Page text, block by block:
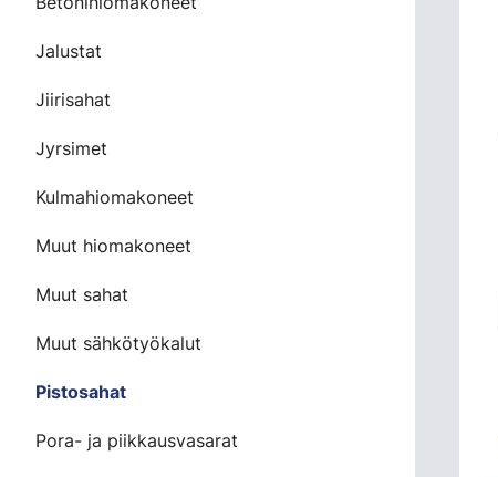
Jalustat
Jiirisahat
Jyrsimet
Kulmahiomakoneet
Muut hiomakoneet
Muut sahat
Muut sähkötyökalut
Pistosahat
Pora- ja piikkausvasarat